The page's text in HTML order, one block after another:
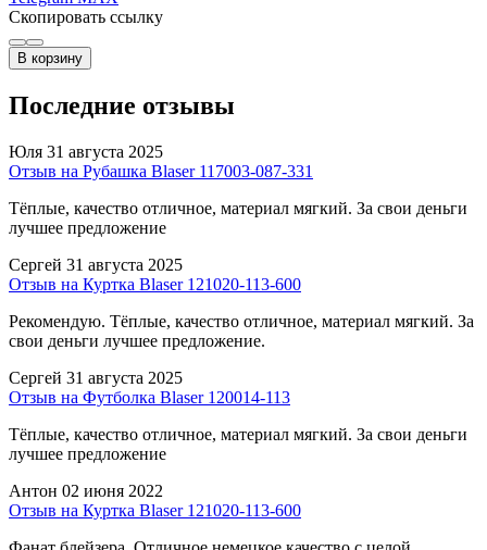
Скопировать ссылку
В корзину
Последние отзывы
Юля 31 августа 2025
Отзыв на Рубашка Blaser 117003-087-331
Тёплые, качество отличное, материал мягкий. За свои деньги
лучшее предложение
Сергей 31 августа 2025
Отзыв на Куртка Blaser 121020-113-600
Рекомендую. Тёплые, качество отличное, материал мягкий. За
свои деньги лучшее предложение.
Сергей 31 августа 2025
Отзыв на Футболка Blaser 120014-113
Тёплые, качество отличное, материал мягкий. За свои деньги
лучшее предложение
Антон 02 июня 2022
Отзыв на Куртка Blaser 121020-113-600